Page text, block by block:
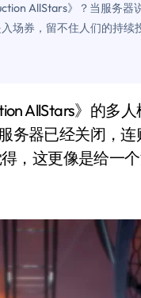
错真的会后悔吗？
和NTFS的终极对决
测，值不值得冲？
下RGB-Mini LED全球话
17标准版逼近4800
下一盘你看不懂的大棋
AllStars》？当服务器
场券，留不住人们的持
务器已经关闭，
，这更像是给一